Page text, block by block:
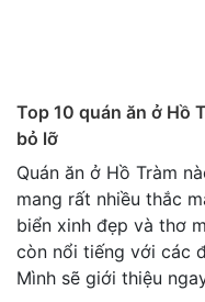
Top 10 quán ăn ở Hồ
bỏ lỡ
Quán ăn ở Hồ Tràm
mang rất nhiều thắc
biển xinh đẹp và thơ
còn nổi tiếng với các
Mình sẽ giới thiệu